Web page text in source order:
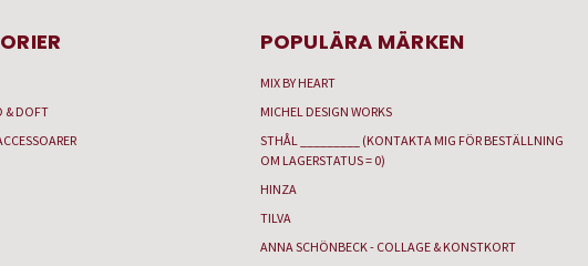
& DOFT
POPULÄRA MÄRKEN
MIX BY HEART
MICHEL DESIGN WORKS
STHÅL _________ (KONTAKTA MIG FÖR BESTÄLLNING
OM LAGERSTATUS = 0)
HINZA
TILVA
ANNA SCHÖNBECK - COLLAGE & KONSTKORT